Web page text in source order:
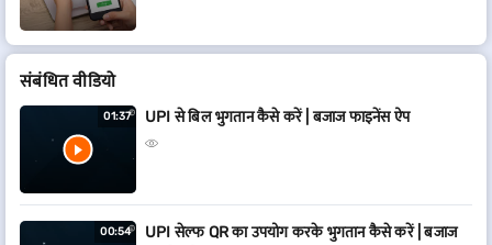
संबंधित वीडियो
01:37 UPI से बिल भुगतान कैसे करें | बजाज फाइनेंस ऐप
00:54
UPI सेल्फ QR का उपयोग करके भुगतान कैसे करें | बजाज